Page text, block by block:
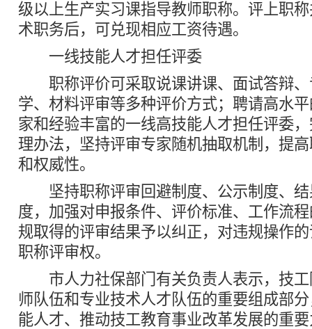
级以上生产实习课指导教师职称。评上职
术职务后，可兑现相应工资待遇。
一线技能人才担任评委
职称评价可采取说课讲课、面试答辩、
学、材料评审等多种评价方式；聘请高水
家和经验丰富的一线高技能人才担任评委
理办法，坚持评审专家随机抽取机制，提
和权威性。
坚持职称评审回避制度、公示制度、结
度，加强对申报条件、评价标准、工作流
规取得的评审结果予以纠正，对违规操作
职称评审权。
市人力社保部门有关负责人表示，技工
师队伍和专业技术人才队伍的重要组成部
能人才、推动技工教育事业改革发展的重